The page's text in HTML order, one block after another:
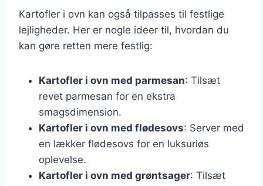
Kartofler i ovn kan også tilpasses til festlige
lejligheder. Her er nogle ideer til, hvordan du
kan gøre retten mere festlig:
Kartofler i ovn med parmesan: Tilsæt
revet parmesan for en ekstra
smagsdimension.
Kartofler i ovn med flødesovs: Server med
en lækker flødesovs for en luksuriøs
oplevelse.
Kartofler i ovn med grøntsager: Tilsæt